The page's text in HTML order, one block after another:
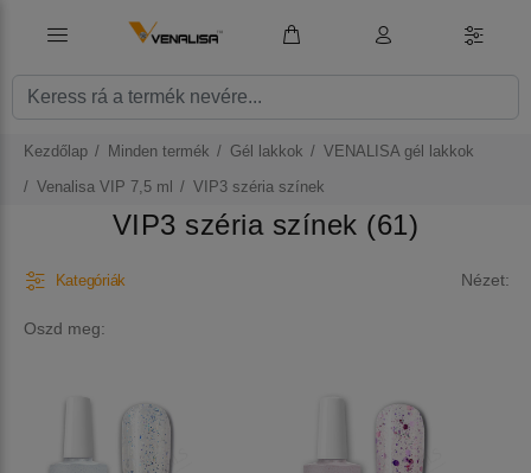
Kezdőlap Minden termék Gél lakkok
VENALISA gél lakkok
Venalisa VIP 7,5 ml
VIP3 széria színek
VIP3 széria színek (61)
Kategóriák Nézet:
Oszd meg: